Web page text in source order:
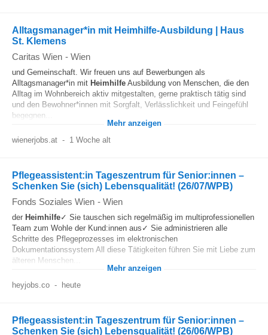
Alltagsmanager*in mit Heimhilfe-Ausbildung | Haus
St. Klemens
Caritas Wien - Wien
und Gemeinschaft. Wir freuen uns auf Bewerbungen als
Alltagsmanager*in mit Heimhilfe Ausbildung von Menschen, die den
Alltag im Wohnbereich aktiv mitgestalten, gerne praktisch tätig sind
und den Bewohner*innen mit Sorgfalt, Verlässlichkeit und Feingefühl
begegnen...
Mehr anzeigen
wienerjobs.at - 1 Woche alt
Pflegeassistent:in Tageszentrum für Senior:innen –
Schenken Sie (sich) Lebensqualität! (26/07/WPB)
Fonds Soziales Wien - Wien
der Heimhilfe✓ Sie tauschen sich regelmäßig im multiprofessionellen
Team zum Wohle der Kund:innen aus✓ Sie administrieren alle
Schritte des Pflegeprozesses im elektronischen
Dokumentationssystem All diese Tätigkeiten führen Sie mit Liebe zum
älteren Menschen...
Mehr anzeigen
heyjobs.co - heute
Pflegeassistent:in Tageszentrum für Senior:innen –
Schenken Sie (sich) Lebensqualität! (26/06/WPB)